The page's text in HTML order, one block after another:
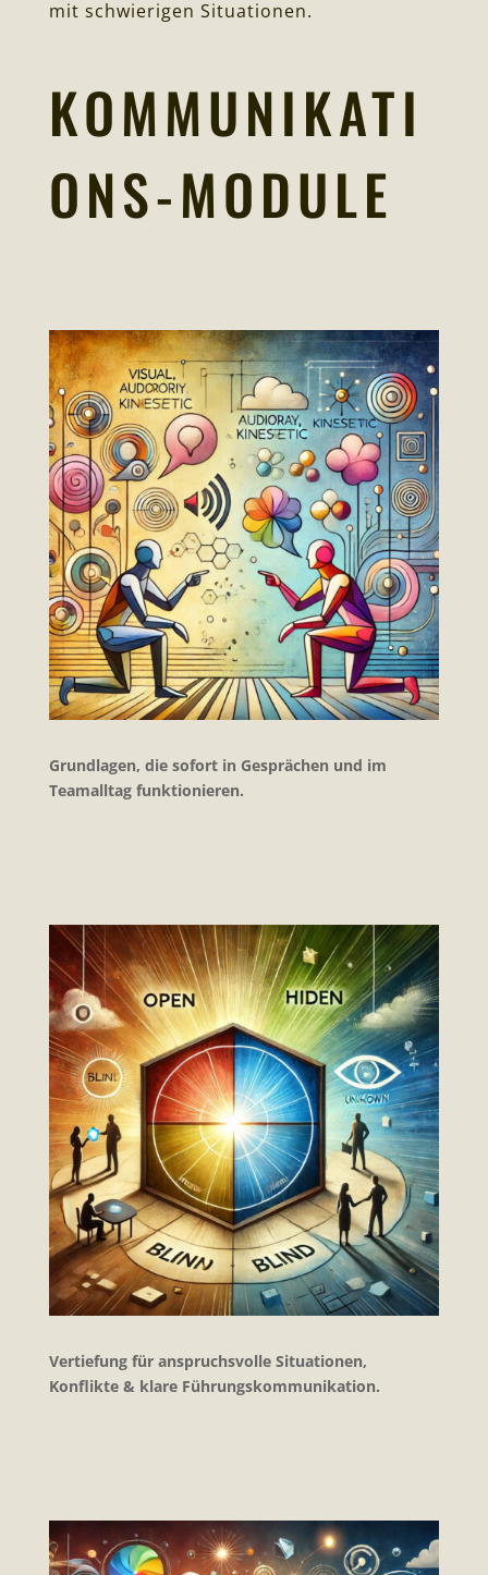
mit schwierigen Situationen.
KOMMUNIKATI
ONS-MODULE
Grundlagen, die sofort in Gesprächen und im
Teamalltag funktionieren.
Vertiefung für anspruchsvolle Situationen,
Konflikte & klare Führungskommunikation.